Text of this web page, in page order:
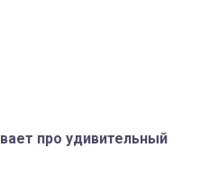
про удивительный